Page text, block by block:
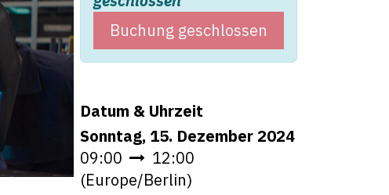
Buchung geschlossen
Datum & Uhrzeit
Sonntag, 15. Dezember 2024
09:00
12:00
(Europe/Berlin)